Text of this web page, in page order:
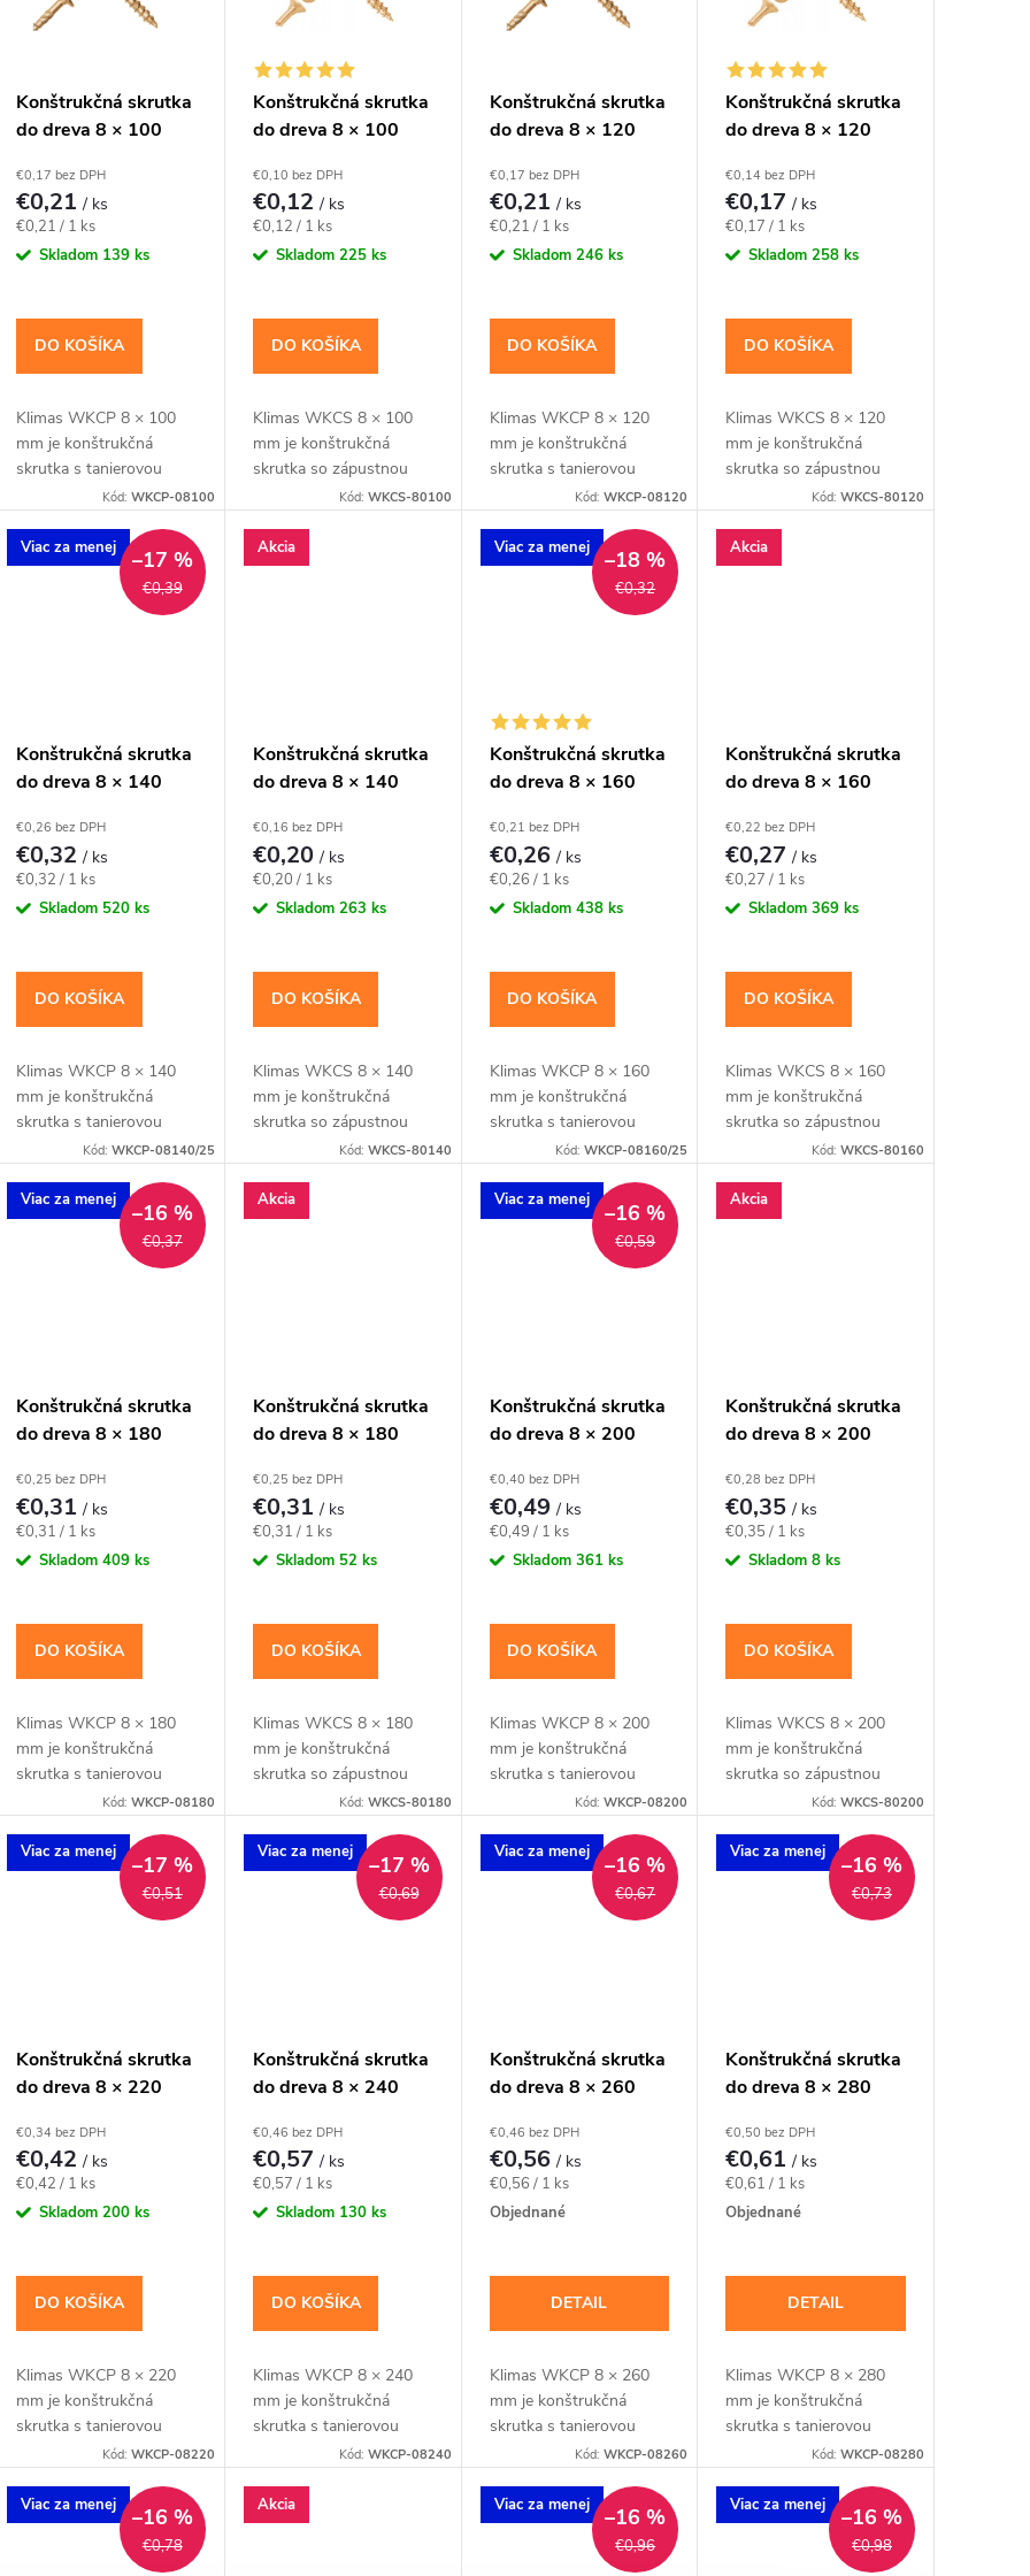
Konštrukčná skrutka
do dreva 8 × 100
TX40 – Klimas
WKCP
€0,17 bez DPH
€0,21/ ks
Jednotková
cena:
€0,21 / 1 ks
Skladom 139 ks
DO KOŠÍKA
Klimas WKCP 8 × 100
mm je konštrukčná
skrutka s tanierovou
hlavou pre dosky, laty,
tesárske spoje. Závit má
katalógovú dĺžku 50
Kód: WKCP-08100
Konštrukčná skrutka
do dreva 8 × 100
TX40 – Klimas
WKCS
€0,10 bez DPH
€0,12/ ks
Jednotková
cena:
€0,12 / 1 ks
Skladom 225 ks
DO KOŠÍKA
Klimas WKCS 8 × 100
mm je konštrukčná
skrutka so zápustnou
hlavou pre kratšie
dosiek, lát a drevených
prvkov s rovným
Kód: WKCS-80100
Konštrukčná skrutka
do dreva 8 × 120
TX40 – Klimas
WKCP
€0,17 bez DPH
€0,21/ ks
Jednotková
cena:
€0,21 / 1 ks
Skladom 246 ks
DO KOŠÍKA
Klimas WKCP 8 × 120
mm je konštrukčná
skrutka s tanierovou
hlavou pre dosky, laty,
tesárske spoje. Závit má
katalógovú dĺžku 80
Kód:WKCP-08120
Konštrukčná skrutka
do dreva 8 × 120
TX40 – Klimas
WKCS
€0,14 bez DPH
€0,17/ ks
Jednotková
cena:
€0,17 / 1 ks
Skladom258 ks
DO KOŠÍKA
Klimas WKCS 8 × 120
mm je konštrukčná
skrutka so zápustnou
hlavou pre kratšie
dosiek, lát a drevených
prvkov s rovným
Kód: WKCS-80120
Viac za menej
€0,39
–17 %
Konštrukčná skrutka
do dreva 8 × 140
TX40 – Klimas
WKCP
€0,26 bez DPH
€0,32/ ks
Jednotková
cena:
€0,32 / 1 ks
Skladom 520 ks
DO KOŠÍKA
Klimas WKCP 8 × 140
mm je konštrukčná
skrutka s tanierovou
hlavou pre hranoly,
rámy. Závit má
katalógovú dĺžku 100
mm; hodnota tfix...
Kód: WKCP-08140/25
Akcia
Konštrukčná skrutka
do dreva 8 × 140
TX40 – Klimas
WKCS
€0,16 bez DPH
€0,20/ ks
Jednotková
cena:
€0,20 / 1 ks
Skladom 263 ks
DO KOŠÍKA
Klimas WKCS 8 × 140
mm je konštrukčná
skrutka so zápustnou
hlavou pre spájanie
drevených rámov so
zapustenou hlavou. Závit
Kód: WKCS-80140
Viac za menej
€0,32
–18 %
Konštrukčná skrutka
do dreva 8 × 160
TX40 – Klimas
WKCP
€0,21 bez DPH
€0,26/ ks
Jednotková
cena:
€0,26 / 1 ks
Skladom 438 ks
DO KOŠÍKA
Klimas WKCP 8 × 160
mm je konštrukčná
skrutka s tanierovou
hlavou pre hranoly,
rámy. Závit má
katalógovú dĺžku 100
mm; hodnota tfix...
Kód:WKCP-08160/25
Akcia
Konštrukčná skrutka
do dreva 8 × 160
TX40 – Klimas
WKCS
€0,22 bez DPH
€0,27/ ks
Jednotková
cena:
€0,27 / 1 ks
Skladom369 ks
DO KOŠÍKA
Klimas WKCS 8 × 160
mm je konštrukčná
skrutka so zápustnou
hlavou pre spájanie
drevených rámov so
zapustenou hlavou. Závit
Kód: WKCS-80160
Viac za menej
€0,37
–16 %
Konštrukčná skrutka
do dreva 8 × 180
TX40 – Klimas
WKCP
€0,25 bez DPH
€0,31/ ks
Jednotková
cena:
€0,31 / 1 ks
Skladom 409 ks
DO KOŠÍKA
Klimas WKCP 8 × 180
mm je konštrukčná
skrutka s tanierovou
hlavou pre hranoly,
rámy. Závit má
katalógovú dĺžku 100
mm; hodnota tfix...
Kód: WKCP-08180
Akcia
Konštrukčná skrutka
do dreva 8 × 180
TX40 – Klimas
WKCS
€0,25 bez DPH
€0,31/ ks
Jednotková
cena:
€0,31 / 1 ks
Skladom 52 ks
DO KOŠÍKA
Klimas WKCS 8 × 180
mm je konštrukčná
skrutka so zápustnou
hlavou pre spájanie
drevených rámov so
zapustenou hlavou. Závit
má katalógovú...
Kód: WKCS-80180
Viac za menej
€0,59
–16 %
Konštrukčná skrutka
do dreva 8 × 200
TX40 – Klimas
WKCP
€0,40 bez DPH
€0,49/ ks
Jednotková
cena:
€0,49 / 1 ks
Skladom 361 ks
DO KOŠÍKA
Klimas WKCP 8 × 200
mm je konštrukčná
skrutka s tanierovou
hlavou pre hranoly,
rámy. Závit má
katalógovú dĺžku 100
mm; hodnota tfix...
Kód:WKCP-08200
Akcia
Konštrukčná skrutka
do dreva 8 × 200
TX40 – Klimas
WKCS
€0,28 bez DPH
€0,35/ ks
Jednotková
cena:
€0,35 / 1 ks
Skladom8 ks
DO KOŠÍKA
Klimas WKCS 8 × 200
mm je konštrukčná
skrutka so zápustnou
hlavou pre spájanie
drevených rámov so
zapustenou hlavou. Závit
má katalógovú...
Kód: WKCS-80200
Viac za menej
€0,51
–17 %
Konštrukčná skrutka
do dreva 8 × 220
TX40 – Klimas
WKCP
€0,34 bez DPH
€0,42/ ks
Jednotková
cena:
€0,42 / 1 ks
Skladom 200 ks
DO KOŠÍKA
Klimas WKCP 8 × 220
mm je konštrukčná
skrutka s tanierovou
hlavou pre hranoly,
rámy. Závit má
katalógovú dĺžku 100
mm; hodnota tfix...
Kód: WKCP-08220
Viac za menej
€0,69
–17 %
Konštrukčná skrutka
do dreva 8 × 240
TX40 – Klimas
WKCP
€0,46 bez DPH
€0,57/ ks
Jednotková
cena:
€0,57 / 1 ks
Skladom 130 ks
DO KOŠÍKA
Klimas WKCP 8 × 240
mm je konštrukčná
skrutka s tanierovou
hlavou pre hrubšie
viacvrstvové drevené
zostavy. Závit má
Kód: WKCP-08240
Viac za menej
€0,67
–16 %
Konštrukčná skrutka
do dreva 8 × 260
TX40 – Klimas
WKCP
€0,46 bez DPH
€0,56/ ks
Jednotková
cena:
€0,56 / 1 ks
Objednané
DETAIL
Klimas WKCP 8 × 260
mm je konštrukčná
skrutka s tanierovou
hlavou pre hrubšie
viacvrstvové drevené
zostavy. Závit má
katalógovú dĺžku 100
Kód:WKCP-08260
Viac za menej
€0,73
–16 %
Konštrukčná skrutka
do dreva 8 × 280
TX40 – Klimas
WKCP
€0,50 bez DPH
€0,61/ ks
Jednotková
cena:
€0,61 / 1 ks
Objednané
DETAIL
Klimas WKCP 8 × 280
mm je konštrukčná
skrutka s tanierovou
hlavou pre hrubšie
viacvrstvové drevené
zostavy. Závit má
katalógovú dĺžku 100
Kód: WKCP-08280
Viac za menej
€0,78
–16 % Akcia Viac za menej
€0,96
–16 % Viac za menej
€0,98
–16 %